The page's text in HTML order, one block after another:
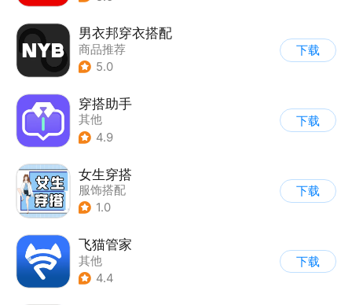
男衣邦穿衣搭配
商品推荐
5.0
下载
穿搭助手
其他
4.9
下载
女生穿搭
服饰搭配
1.0
下载
飞猫管家
其他
4.4
下载